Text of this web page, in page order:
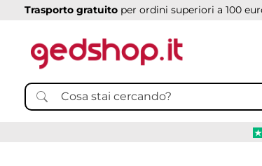
Trasporto gratuito per ordini superiori a 100